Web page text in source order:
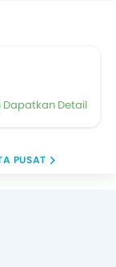
Pilihan truk
tunai
Dapatkan Detail
PUSAT